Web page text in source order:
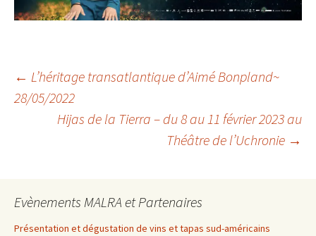
Navigation
articles
← L’héritage transatlantique d’Aimé Bonpland~
28/05/2022
Hijas de la Tierra – du 8 au 11 février 2023 au
Théâtre de l’Uchronie →
Evènements MALRA et Partenaires
Présentation et dégustation de vins et tapas sud-américains